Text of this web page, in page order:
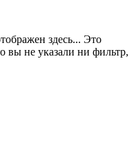
здесь... Это
вы не указали ни фильтр,